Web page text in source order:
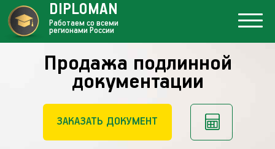
Продажа подлинной
документации
ЗАКАЗАТЬ ДОКУМЕНТ
DIPLOMAN
Работаем со всеми
регионами России